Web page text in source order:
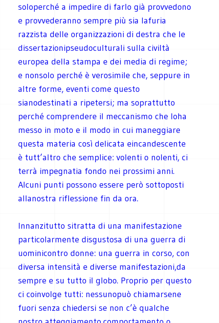
soloperché a impedire di farlo già provvedono
e provvederanno sempre più sia lafuria
razzista delle organizzazioni di destra che le
dissertazionipseudoculturali sulla civiltà
europea della stampa e dei media di regime;
e nonsolo perché è verosimile che, seppure in
altre forme, eventi come questo
sianodestinati a ripetersi; ma soprattutto
perché comprendere il meccanismo che loha
messo in moto e il modo in cui maneggiare
questa materia così delicata eincandescente
è tutt’altro che semplice: volenti o nolenti, ci
terrà impegnatia fondo nei prossimi anni.
Alcuni punti possono essere però sottoposti
allanostra riflessione fin da ora.
Innanzitutto sitratta di una manifestazione
particolarmente disgustosa di una guerra di
uominicontro donne: una guerra in corso, con
diversa intensità e diverse manifestazioni,da
sempre e su tutto il globo. Proprio per questo
ci coinvolge tutti: nessunopuò chiamarsene
fuori senza chiedersi se non c’è qualche